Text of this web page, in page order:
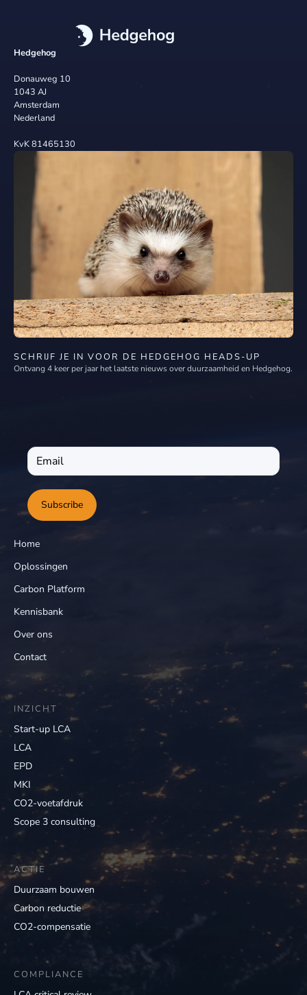
Hedgehog
Donauweg 10
1043 AJ
Amsterdam
Nederland
KvK 81465130
SCHRIJF JE IN VOOR DE HEDGEHOG HEADS-UP
Ontvang 4 keer per jaar het laatste nieuws over duurzaamheid en Hedgehog.
Subscribe
Home
Oplossingen
Carbon Platform
Kennisbank
Over ons
Contact
INZICHT
Start-up LCA
LCA
EPD
MKI
CO2-voetafdruk
Scope 3 consulting
ACTIE
Duurzaam bouwen
Carbon reductie
CO2-compensatie
COMPLIANCE